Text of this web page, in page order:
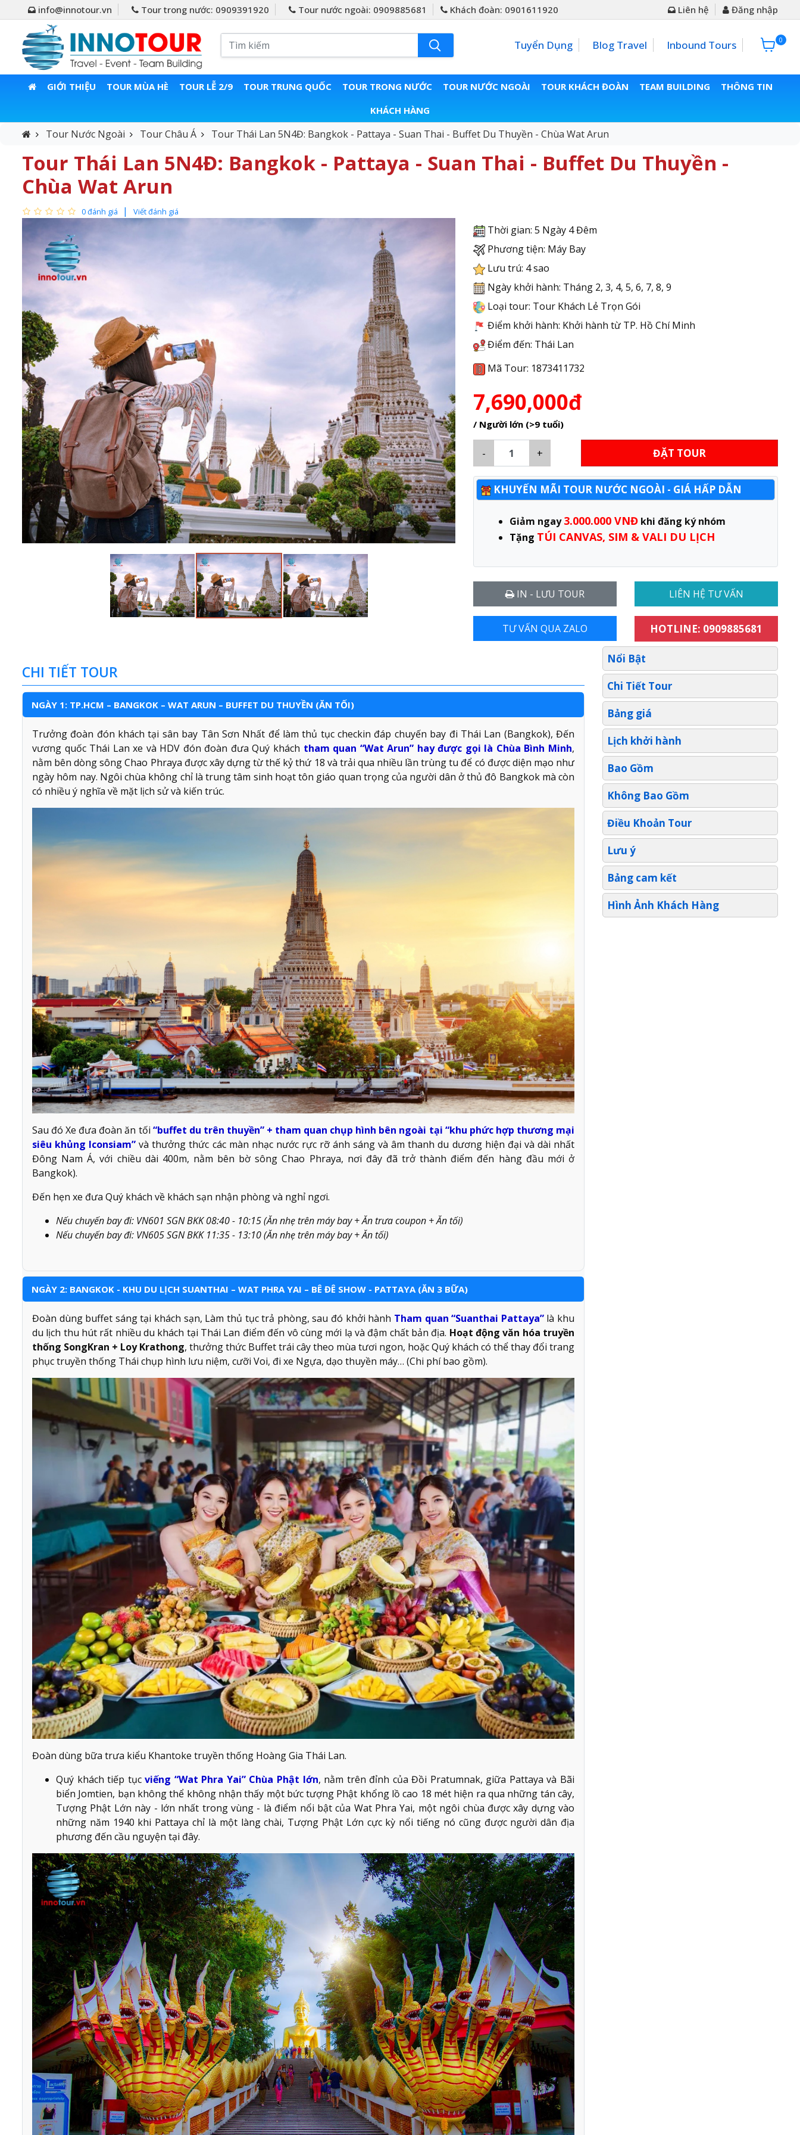
info@innotour.vn Tour trong nước: 0909391920 Tour nước ngoài: 0909885681 Khách đoàn: 0901611920 Liên hệ Đăng nhập
Tuyển Dụng Blog Travel Inbound Tours 0 0đ
GIỚI THIỆU TOUR MÙA HÈ TOUR LỄ 2/9 TOUR TRUNG QUỐC TOUR TRONG NƯỚC TOUR NƯỚC NGOÀI TOUR KHÁCH ĐOÀN TEAM BUILDING
THÔNG TIN
KHÁCH HÀNG
Tour Nước Ngoài Tour Châu Á Tour Thái Lan 5N4Đ: Bangkok - Pattaya - Suan Thai - Buffet Du Thuyền - Chùa Wat Arun
Tour Thái Lan 5N4Đ: Bangkok - Pattaya - Suan Thai - Buffet Du Thuyền -
Chùa Wat Arun
0 đánh giá Viết đánh giá
Thời gian: 5 Ngày 4 Đêm
Phương tiện: Máy Bay
Lưu trú: 4 sao
Ngày khởi hành: Tháng 2, 3, 4, 5, 6, 7, 8, 9
Loại tour: Tour Khách Lẻ Trọn Gói
Điểm khởi hành: Khởi hành từ TP. Hồ Chí Minh
Điểm đến: Thái Lan
Mã Tour: 1873411732
7,690,000đ
/ Người lớn (>9 tuổi)
- + ĐẶT TOUR
KHUYẾN MÃI TOUR NƯỚC NGOÀI - GIÁ HẤP DẪN
Giảm ngay3.000.000 VNĐ khi đăng ký nhóm
Tặng TÚI CANVAS, SIM & VALI DU LỊCH
IN - LƯU TOUR LIÊN HỆ TƯ VẤN
TƯ VẤN QUA ZALO HOTLINE: 0909885681
CHI TIẾT TOUR
NGÀY 1: TP.HCM – BANGKOK – WAT ARUN – BUFFET DU THUYỀN (ĂN TỐI)
Trưởng đoàn đón khách tại sân bay Tân Sơn Nhất để làm thủ tục checkin đáp chuyến bay đi Thái Lan (Bangkok), Đến
vương quốc Thái Lan xe và HDV đón đoàn đưa Quý khách tham quan “Wat Arun” hay được gọi là Chùa Bình Minh,
nằm bên dòng sông Chao Phraya được xây dựng từ thế kỷ thứ 18 và trải qua nhiều lần trùng tu để có được diện mạo như
ngày hôm nay. Ngôi chùa không chỉ là trung tâm sinh hoạt tôn giáo quan trọng của người dân ở thủ đô Bangkok mà còn
có nhiều ý nghĩa về mặt lịch sử và kiến trúc.
Sau đó Xe đưa đoàn ăn tối “buffet du trên thuyền” + tham quan chụp hình bên ngoài tại “khu phức hợp thương mại
siêu khủng Iconsiam” và thưởng thức các màn nhạc nước rực rỡ ánh sáng và âm thanh du dương hiện đại và dài nhất
Đông Nam Á, với chiều dài 400m, nằm bên bờ sông Chao Phraya, nơi đây đã trở thành điểm đến hàng đầu mới ở
Bangkok).
Đến hẹn xe đưa Quý khách về khách sạn nhận phòng và nghỉ ngơi.
Nếu chuyến bay đi: VN601 SGN BKK 08:40 - 10:15 (Ăn nhẹ trên máy bay + Ăn trưa coupon + Ăn tối)
Nếu chuyến bay đi: VN605 SGN BKK 11:35 - 13:10 (Ăn nhẹ trên máy bay + Ăn tối)
NGÀY 2: BANGKOK - KHU DU LỊCH SUANTHAI – WAT PHRA YAI – BÊ ĐÊ SHOW - PATTAYA (ĂN 3 BỮA)
Đoàn dùng buffet sáng tại khách sạn, Làm thủ tục trả phòng, sau đó khởi hành Tham quan “Suanthai Pattaya”là khu
du lịch thu hút rất nhiều du khách tại Thái Lan điểm đến vô cùng mới lạ và đậm chất bản địa. Hoạt động văn hóa truyền
thống SongKran + Loy Krathong, thưởng thức Buffet trái cây theo mùa tươi ngon, hoặc Quý khách có thể thay đổi trang
phục truyền thống Thái chụp hình lưu niệm, cưỡi Voi, đi xe Ngựa, dạo thuyền máy… (Chi phí bao gồm).
Đoàn dùng bữa trưa kiểu Khantoke truyền thống Hoàng Gia Thái Lan.
Quý khách tiếp tụcviếng “Wat Phra Yai” Chùa Phật lớn, nằm trên đỉnh của Đồi Pratumnak, giữa Pattaya và Bãi
biển Jomtien, bạn không thể không nhận thấy một bức tượng Phật khổng lồ cao 18 mét hiện ra qua những tán cây,
Tượng Phật Lớn này - lớn nhất trong vùng - là điểm nổi bật của Wat Phra Yai, một ngôi chùa được xây dựng vào
những năm 1940 khi Pattaya chỉ là một làng chài, Tượng Phật Lớn cực kỳ nổi tiếng nó cũng được người dân địa
phương đến cầu nguyện tại đây.
Nổi Bật
Chi Tiết Tour
Bảng giá
Lịch khởi hành
Bao Gồm
Không Bao Gồm
Điều Khoản Tour
Lưu ý
Bảng cam kết
Hình Ảnh Khách Hàng